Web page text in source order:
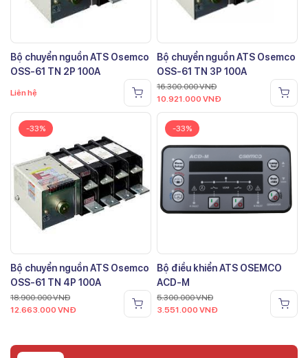
Bộ chuyển nguồn ATS Osemco
OSS-61 TN 2P 100A
Liên hệ
Bộ chuyển nguồn ATS Osemco
OSS-61 TN 3P 100A
16.300.000VNĐ
10.921.000 VNĐ
-33%
Bộ chuyển nguồn ATS Osemco
OSS-61 TN 4P 100A
18.900.000VNĐ
12.663.000 VNĐ
-33%
Bộ điều khiển ATS OSEMCO
ACD-M
5.300.000VNĐ
3.551.000 VNĐ